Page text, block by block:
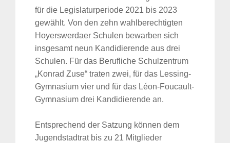
für die Legislaturperiode 2021 bis 2023
gewählt. Von den zehn wahlberechtigten
Hoyerswerdaer Schulen bewarben sich
insgesamt neun Kandidierende aus drei
Schulen. Für das Berufliche Schulzentrum
„Konrad Zuse“ traten zwei, für das Lessing-
Gymnasium vier und für das Léon-Foucault-
Gymnasium drei Kandidierende an.
Entsprechend der Satzung können dem
Jugendstadtrat bis zu 21 Mitglieder